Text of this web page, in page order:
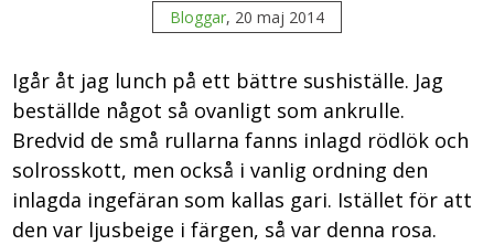
Bloggar, 20 maj 2014
Igår åt jag lunch på ett bättre sushiställe. Jag
beställde något så ovanligt som ankrulle.
Bredvid de små rullarna fanns inlagd rödlök och
solrosskott, men också i vanlig ordning den
inlagda ingefäran som kallas gari. Istället för att
den var ljusbeige i färgen, så var denna rosa.